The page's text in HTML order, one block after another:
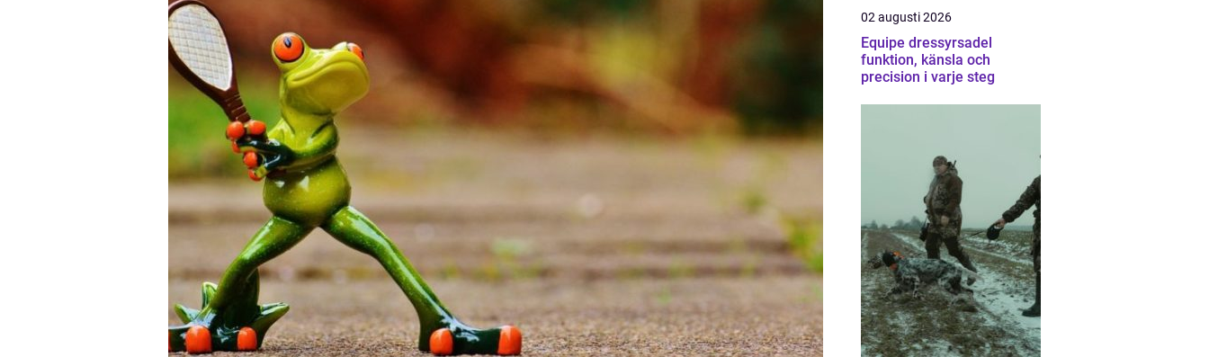
02 augusti 2026
Equipe dressyrsadel
funktion, känsla och
precision i varje steg